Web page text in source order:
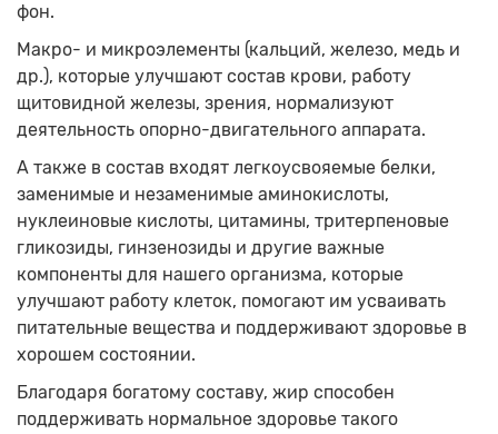
фон.
Макро- и микроэлементы (кальций, железо, медь и
др.), которые улучшают состав крови, работу
щитовидной железы, зрения, нормализуют
деятельность опорно-двигательного аппарата.
А также в состав входят легкоусвояемые белки,
заменимые и незаменимые аминокислоты,
нуклеиновые кислоты, цитамины, тритерпеновые
гликозиды, гинзенозиды и другие важные
компоненты для нашего организма, которые
улучшают работу клеток, помогают им усваивать
питательные вещества и поддерживают здоровье в
хорошем состоянии.
Благодаря богатому составу, жир способен
поддерживать нормальное здоровье такого